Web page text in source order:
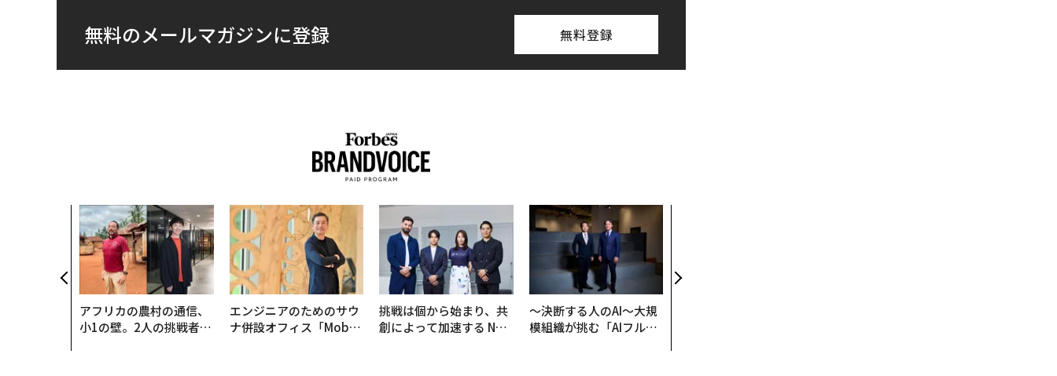
無料のメールマガジンに登録 無料登録
アフリカの農村の通信、
小1の壁。2人の挑戦者が
エンジニアのためのサウ
ナ併設オフィス「Mobiu
挑戦は個から始まり、共
創によって加速する NOR
〜決断する人のAI〜大規
模組織が挑む「AIフル実